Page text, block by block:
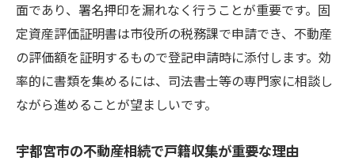
面であり、署名押印を漏れなく行うことが重要です。固
定資産評価証明書は市役所の税務課で申請でき、不動産
の評価額を証明するもので登記申請時に添付します。効
率的に書類を集めるには、司法書士等の専門家に相談し
ながら進めることが望ましいです。
宇都宮市の不動産相続で戸籍収集が重要な理由